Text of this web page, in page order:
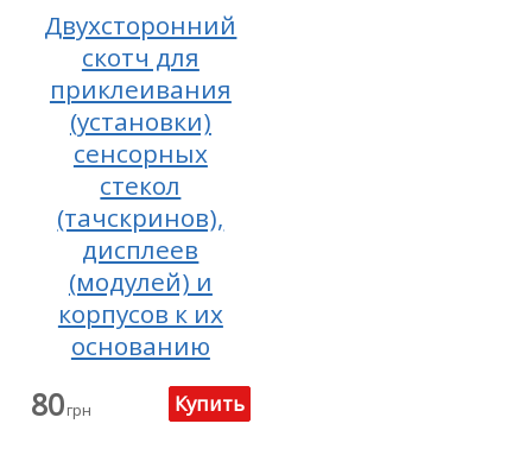
Двухсторонний
скотч для
приклеивания
(установки)
сенсорных
стекол
(тачскринов),
дисплеев
(модулей) и
корпусов к их
основанию
80грн